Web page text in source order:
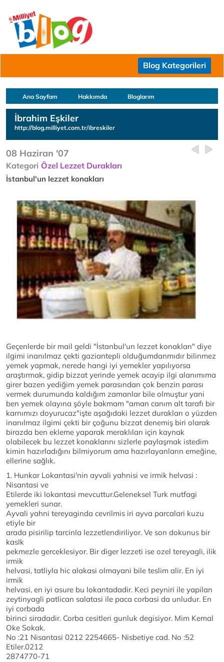
Blog Kategorileri
Ana Sayfam Hakkımda Bloglarım
İbrahim Eşkiler
http://blog.milliyet.com.tr/ibreskiler
08 Haziran '07
Kategori Özel Lezzet Durakları
İstanbul'un lezzet konakları
Geçenlerde bir mail geldi "İstanbul'un lezzet konakları" diye
ilgimi inanılmaz çekti gaziantepli olduğumdanmıdır bilinmez
yemek yapmak, nerede hangi iyi yemekler yapılıyorsa
araştırmak, gidip bizzat yerinde yemek acayip ilgi alanımıma
girer bazen yediğim yemek parasından çok benzin parası
vermek durumunda kaldığım zamanlar bile olmuştur yani
ben yemek olayına şöyle bakmam "aman canım alt tarafı bir
karnımızı doyurucaz"işte aşağıdaki lezzet durakları o yüzden
inanılmaz ilgimi çekti bir çoğunu bizzat denemiş biri olarak
birazda ben ekleme yaparak meraklıları için kaynak
olabilecek bu lezzet konaklarını sizlerle paylaşmak istedim
kimin hazırladığını bilmiyorum ama hazırlayanların emeğine,
ellerine sağlık.
1. Hunkar Lokantasi'nin ayvali yahnisi ve irmik helvasi :
Nisantasi ve
Etilerde iki lokantasi mevcuttur.Geleneksel Turk mutfagi
yemekleri sunar.
Ayvali yahni tereyaginda cevrilmis iri ayva parcalari kuzu
etiyle bir
arada pisirilip tarcinla lezzetlendiriliyor. Ve son dokunus bir
kasIk
pekmezle gerceklesiyor. Bir diger lezzeti ise ozel tereyagli, ilik
irmik
helvasi, tatliyla hic alakasi olmayani bile teslim alir. En iyi
irmik
helvasi, en iyi asure bu lokantadadir. Keci peyniri ile yapilan
zeytinyagli patlican salatasi ile paca corbasi da unludur. En
iyi corbada
birinci siradadir. Corba cesitleri gunluk degisiyor. Mim Kemal
Oke Sokak.
No :21 Nisantasi 0212 2254665- Nisbetiye cad. No :52
Etiler.0212
2874770-71